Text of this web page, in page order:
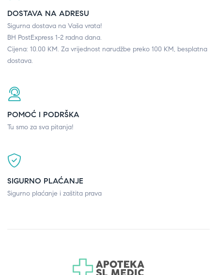
DOSTAVA NA ADRESU
Sigurna dostava na Vaša vrata!
BH PostExpress 1-2 radna dana.
Cijena: 10.00 KM. Za vrijednost narudžbe preko 100 KM, besplatna
dostava.
POMOĆ I PODRŠKA
Tu smo za sva pitanja!
SIGURNO PLAĆANJE
Sigurno plaćanje i zaštita prava